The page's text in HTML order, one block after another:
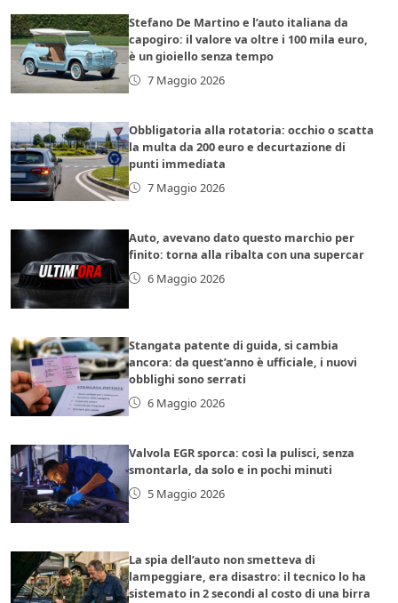
Stefano De Martino e l’auto italiana da
capogiro: il valore va oltre i 100 mila euro,
è un gioiello senza tempo
7 Maggio 2026
Obbligatoria alla rotatoria: occhio o scatta
la multa da 200 euro e decurtazione di
punti immediata
7 Maggio 2026
Auto, avevano dato questo marchio per
finito: torna alla ribalta con una supercar
6 Maggio 2026
Stangata patente di guida, si cambia
ancora: da quest’anno è ufficiale, i nuovi
obblighi sono serrati
6 Maggio 2026
Valvola EGR sporca: così la pulisci, senza
smontarla, da solo e in pochi minuti
5 Maggio 2026
La spia dell’auto non smetteva di
lampeggiare, era disastro: il tecnico lo ha
sistemato in 2 secondi al costo di una birra